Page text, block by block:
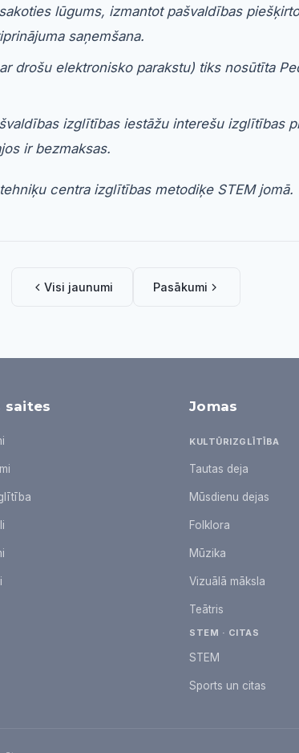
lūgums, izmantot pašvaldības
saņemšana.
drošu elektronisko parakstu) tiks nosūtīta
izglītības iestāžu interešu izglītības
ir bezmaksas.
centra izglītības metodiķe STEM jomā.
Visi jaunumi Pasākumi
saites Jomas
KULTŪRIZGLĪTĪBA
Tautas deja
Mūsdienu dejas
Folklora
Mūzika
Vizuālā māksla
Teātris
STEM · CITAS
STEM
Sports un citas